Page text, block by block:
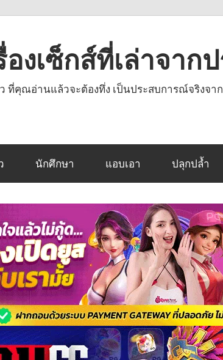
องเซ็กส์ที่เล่าจา
ว ที่คุณอ่านแล้วจะต้องทึ่ง เป็นประสบการณ์จริง
นักศึกษา แอบเอา ปลุกปล้ำ